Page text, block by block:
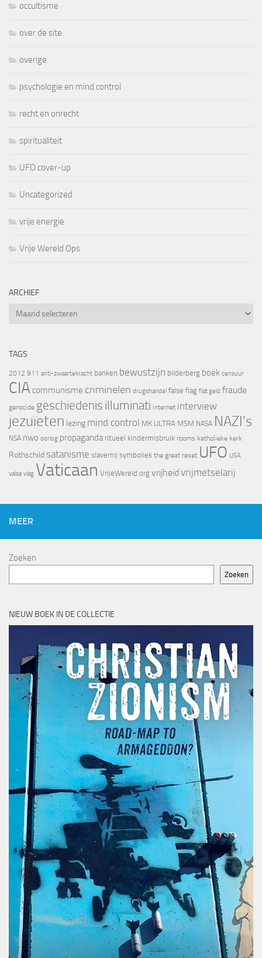
occultisme
over de site
overige
psychologie en mind control
recht en onrecht
spiritualiteit
UFO cover-up
Uncategorized
vrije energie
Vrije Wereld Ops
ARCHIEF
Archief
TAGS
2012 911 anti-zwaartekracht banken bewustzijn bilderberg boek censuur
CIA communisme criminelen drugshandel false flag fiat geld fraude
genocide geschiedenis illuminati internet interview
jezuïeten lezing mind control MK ULTRA MSM NASA NAZI's
NSA nwo oorlog propaganda ritueel kindermisbruik rooms katholieke kerk
Rothschild satanisme slavernij symboliek the great reset UFO USA
valse vlag Vaticaan VrijeWereld.org vrijheid vrijmetselarij
MEER
Zoeken
Zoeken
NIEUW BOEK IN DE COLLECTIE